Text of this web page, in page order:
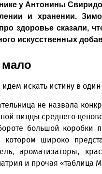
у Антонины
и хранении.
здоровье сказали,
искусственных
искать истину в
не назвала
пиццы среднего
большой коробки
широко
ароматизаторы,
и прочая «таб­лица